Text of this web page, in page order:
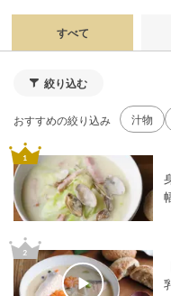
すべて
絞り込む
おすすめの絞り込み 汁物